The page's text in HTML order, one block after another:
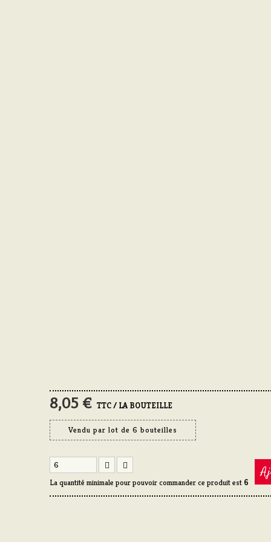
8,05 € TTC / LA BOUTEILLE
Vendu par lot de 6 bouteilles
La quantité minimale pour pouvoir commander ce produit est 6